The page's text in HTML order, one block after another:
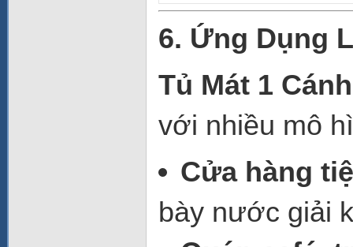
6. Ứng Dụng
Tủ Mát 1
với nhiều mô
Cửa hàng
bày nước giải